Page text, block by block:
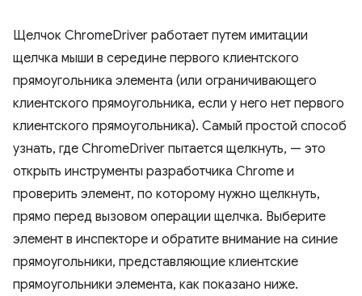
Щелчок ChromeDriver работает путем имитации
щелчка мыши в середине первого клиентского
прямоугольника элемента (или ограничивающего
клиентского прямоугольника, если у него нет первого
клиентского прямоугольника). Самый простой способ
узнать, где ChromeDriver пытается щелкнуть, — это
открыть инструменты разработчика Chrome и
проверить элемент, по которому нужно щелкнуть,
прямо перед вызовом операции щелчка. Выберите
элемент в инспекторе и обратите внимание на синие
прямоугольники, представляющие клиентские
прямоугольники элемента, как показано ниже.